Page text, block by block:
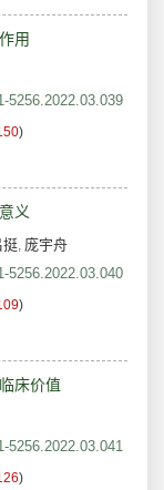
用
5256.2022.03.039
)
义
挺, 庞宇舟
5256.2022.03.040
)
床价值
5256.2022.03.041
)